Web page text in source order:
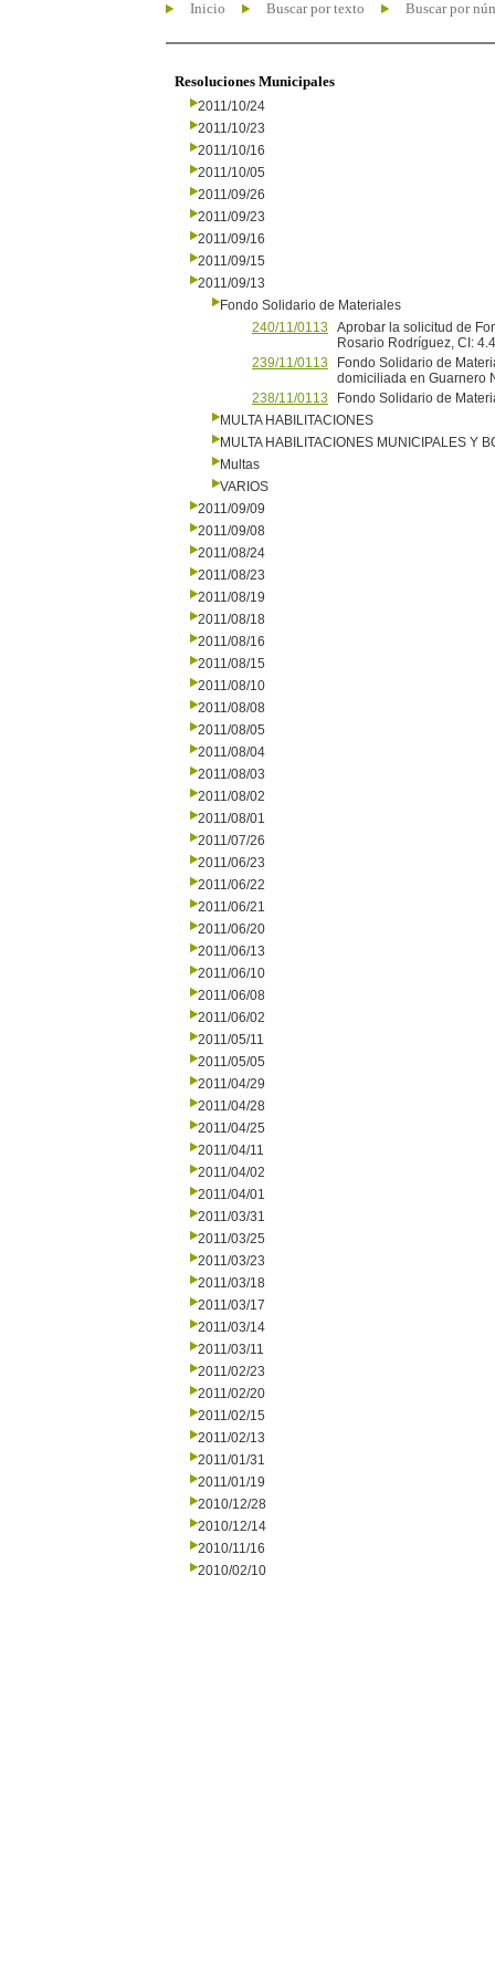
Inicio Buscar por texto Buscar por
Resoluciones Municipales
2011/10/24
2011/10/23
2011/10/16
2011/10/05
2011/09/26
2011/09/23
2011/09/16
2011/09/15
2011/09/13
Fondo Solidario de Materiales
240/11/0113
Aprobar la solicitud de
Rosario Rodríguez, CI:
239/11/0113
Fondo Solidario de
domiciliada en Guarnero
238/11/0113
Fondo Solidario de
MULTA HABILITACIONES
MULTA HABILITACIONES MUNICIPALES Y
Multas
VARIOS
2011/09/09
2011/09/08
2011/08/24
2011/08/23
2011/08/19
2011/08/18
2011/08/16
2011/08/15
2011/08/10
2011/08/08
2011/08/05
2011/08/04
2011/08/03
2011/08/02
2011/08/01
2011/07/26
2011/06/23
2011/06/22
2011/06/21
2011/06/20
2011/06/13
2011/06/10
2011/06/08
2011/06/02
2011/05/11
2011/05/05
2011/04/29
2011/04/28
2011/04/25
2011/04/11
2011/04/02
2011/04/01
2011/03/31
2011/03/25
2011/03/23
2011/03/18
2011/03/17
2011/03/14
2011/03/11
2011/02/23
2011/02/20
2011/02/15
2011/02/13
2011/01/31
2011/01/19
2010/12/28
2010/12/14
2010/11/16
2010/02/10